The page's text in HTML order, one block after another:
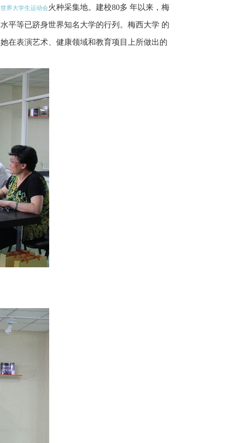
世界大学生运动会火种采集地。建校80多 年以来，梅
平等已跻身世界知名大学的行列。梅西大学 的
在表演艺术、健康领域和教育项目上所做出的